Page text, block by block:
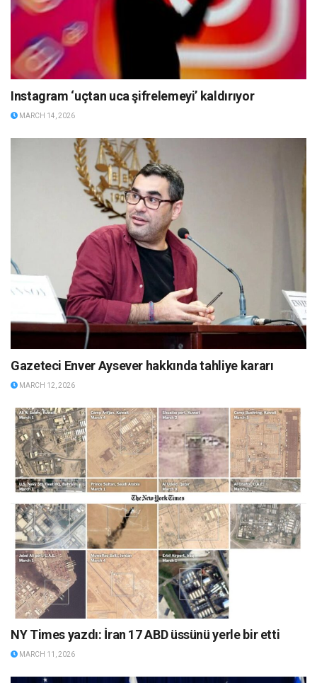
Instagram ‘uçtan uca şifrelemeyi’ kaldırıyor
MARCH 14, 2026
Gazeteci Enver Aysever hakkında tahliye kararı
MARCH 12, 2026
NY Times yazdı: İran 17 ABD üssünü yerle bir etti
MARCH 11, 2026